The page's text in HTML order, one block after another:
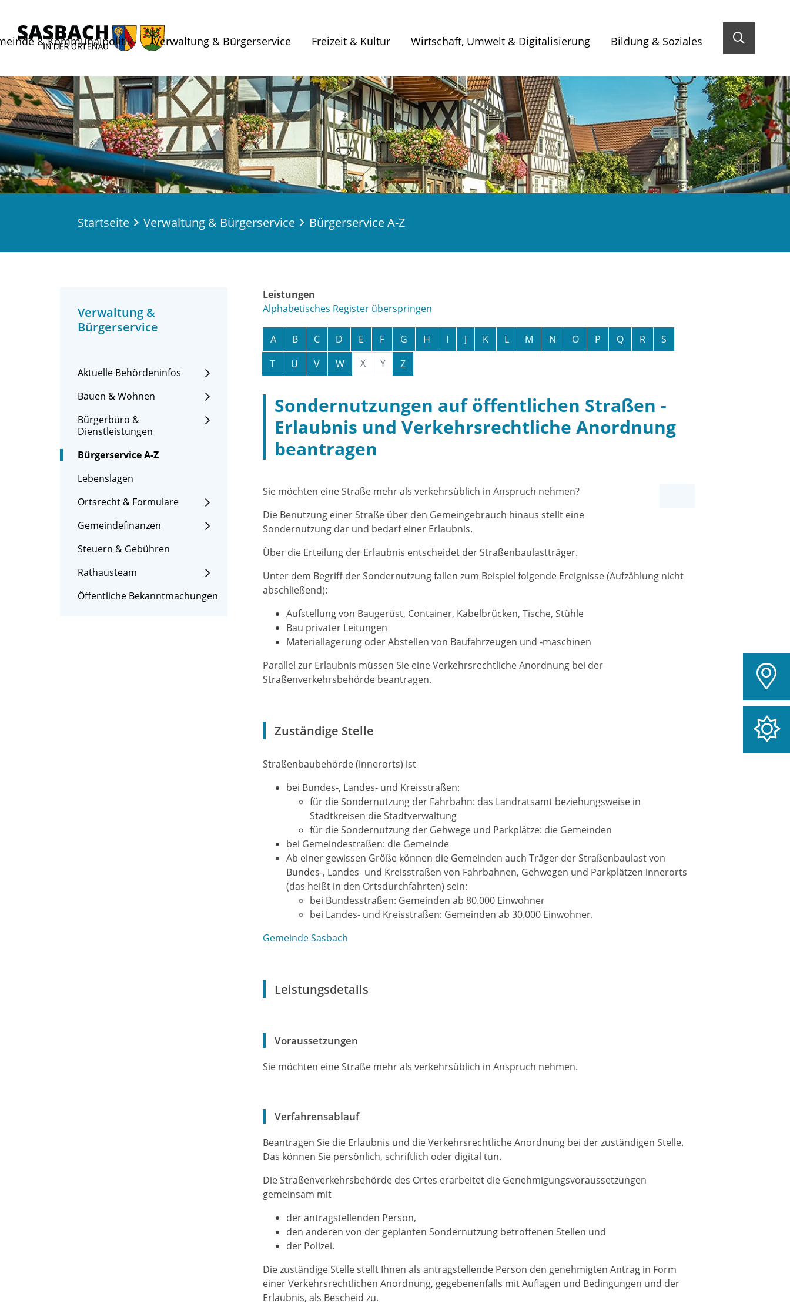
& Kommunalpolitik Verwaltung & Bürgerservice Freizeit & Kultur Wirtschaft, Umwelt & Digitalisierung Bildung & Soziales
Startseite Verwaltung & Bürgerservice Bürgerservice A-Z
Verwaltung &
Bürgerservice
Aktuelle Behördeninfos
Bauen & Wohnen
Bürgerbüro &
Dienstleistungen
Bürgerservice A-Z
Lebenslagen
Ortsrecht & Formulare
Gemeindefinanzen
Steuern & Gebühren
Rathausteam
Öffentliche Bekanntmachungen
Leistungen
Alphabetisches Register überspringen
A B C D E F G H I J K L M N O P Q R
S
T
U V W X Y Z
Sondernutzungen auf öffentlichen Straßen -
Erlaubnis und Verkehrsrechtliche Anordnung
beantragen
Sie möchten eine Straße mehr als verkehrsüblich in Anspruch nehmen?
Die Benutzung einer Straße über den Gemeingebrauch hinaus stellt eine
Sondernutzung dar und bedarf einer Erlaubnis.
Über die Erteilung der Erlaubnis entscheidet der Straßenbaulastträger.
Unter dem Begriff der Sondernutzung fallen zum Beispiel folgende Ereignisse(Aufzählung nicht
abschließend):
Aufstellung von Baugerüst, Container, Kabelbrücken, Tische, Stühle
Bau privater Leitungen
Materiallagerung oder Abstellen von Baufahrzeugen und -maschinen
Parallel zur Erlaubnis müssen Sie eine Verkehrsrechtliche Anordnung bei der
Straßenverkehrsbehörde beantragen.
Zuständige Stelle
Straßenbaubehörde (innerorts) ist
bei Bundes-, Landes- und Kreisstraßen:
für die Sondernutzung der Fahrbahn: das Landratsamt beziehungsweise in
Stadtkreisen die Stadtverwaltung
für die Sondernutzung der Gehwege und Parkplätze: die Gemeinden
bei Gemeindestraßen: die Gemeinde
Ab einer gewissen Größe können die Gemeinden auch Träger der Straßenbaulast von
Bundes-, Landes- und Kreisstraßen von Fahrbahnen, Gehwegen und Parkplätzen innerorts
(das heißt in den Ortsdurchfahrten) sein:
bei Bundesstraßen: Gemeinden ab 80.000 Einwohner
bei Landes- und Kreisstraßen: Gemeinden ab 30.000 Einwohner.
Gemeinde Sasbach
Leistungsdetails
Voraussetzungen
Sie möchten eine Straße mehr als verkehrsüblich in Anspruch nehmen.
Verfahrensablauf
Beantragen Sie die Erlaubnis und die Verkehrsrechtliche Anordnung bei der zuständigen Stelle.
Das können Sie persönlich, schriftlich oder digital tun.
Die Straßenverkehrsbehörde des Ortes erarbeitet die Genehmigungsvoraussetzungen
gemeinsam mit
der antragstellenden Person,
den anderen von der geplanten Sondernutzung betroffenen Stellen und
der Polizei.
Die zuständige Stelle stellt Ihnen als antragstellende Person den genehmigten Antrag in Form
einer Verkehrsrechtlichen Anordnung, gegebenenfalls mit Auflagen und Bedingungen und der
Erlaubnis, als Bescheid zu.